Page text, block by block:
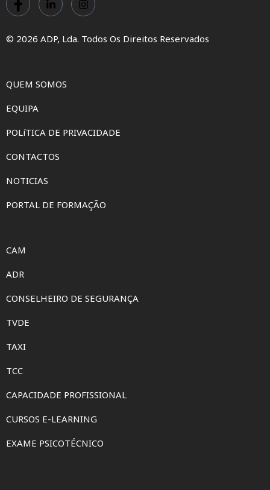
© 2026 ADP, Lda. Todos Os Direitos Reservados
QUEM SOMOS
EQUIPA
POLíTICA DE PRIVACIDADE
CONTACTOS
NOTICIAS
PORTAL DE FORMAÇÃO
CAM
ADR
CONSELHEIRO DE SEGURANÇA
TVDE
TAXI
TCC
CAPACIDADE PROFISSIONAL
CURSOS E-LEARNING
EXAME PSICOTÉCNICO